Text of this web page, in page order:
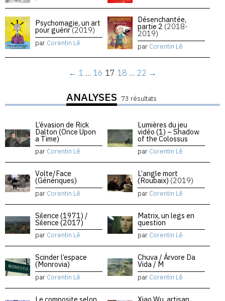
Psychomagie, un art
pour guérir(2019)
par Corentin Lê
Désenchantée,
partie 2 (2018-
2019)
par Corentin Lê
← 1 … 16 17 18 … 22 →
ANALYSES 73 résultats
L’évasion de Rick
Dalton (Once Upon
a Time)
par Corentin Lê
Lumières du jeu
vidéo (1) – Shadow
of the Colossus
par Corentin Lê
Volte/Face
(Génériques)
par Corentin Lê
L’angle mort
(Roubaix) (2019)
par Corentin Lê
Silence (1971) /
Silence (2017)
par Corentin Lê
Matrix, un legs en
question
par Corentin Lê
Scinder l’espace
(Monrovia)
par Corentin Lê
Chuva / Árvore Da
Vida / M
par Corentin Lê
Le composite selon Xiao Wu, artisan